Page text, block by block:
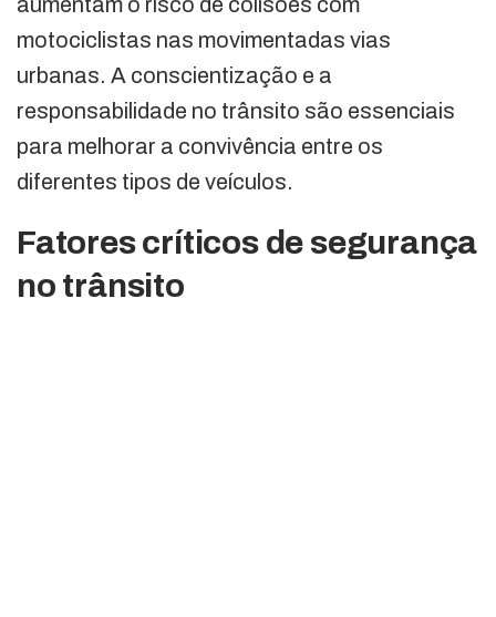
motociclistas nas movimentadas vias
urbanas. A conscientização e a
responsabilidade no trânsito são essenciais
para melhorar a convivência entre os
diferentes tipos de veículos.
Fatores críticos de segurança
no trânsito